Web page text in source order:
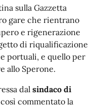
sulla Gazzetta
gare che rientrano
e rigenerazione
di riqualificazione
portuali, e quello per
allo Sperone.
dal sindaco di
commentato la